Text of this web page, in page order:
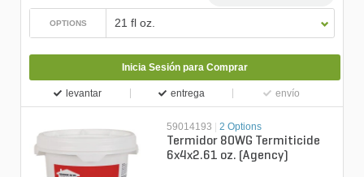
OPTIONS 21 fl oz.
Inicia Sesión para Comprar
levantar entrega envío
59014193 2 Options
Termidor 80WG Termiticide
6x4x2.61 oz. (Agency)